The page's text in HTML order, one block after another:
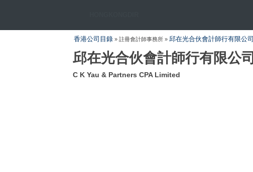
香港公司目錄 » 註冊會計師事務所 » 邱在光合伙會計師行有限公司
邱在光合伙會計師行有限公司
C K Yau & Partners CPA Limited